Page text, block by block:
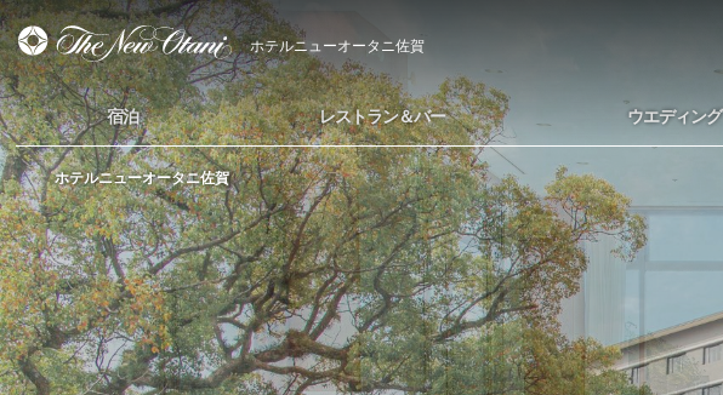
ホテルニューオータニ佐賀
宿泊 レストラン＆バー ウエディング
ホテルニューオータニ佐賀